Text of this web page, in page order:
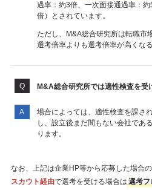
過率：約3倍、一次面接通過率：
倍）とされています。
ただし、M&A総合研究所は転職市
選考倍率よりも選考倍率が高くな
M&A総合研究所では適性検査を受
場合によっては、適性検査を課さ
し、設立後まだ間もない会社であ
ります。
なお、上記は企業HP等から応募した場合の
スカウト経由で選考を受ける場合は 選考フ